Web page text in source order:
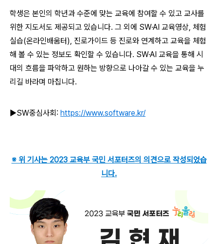
학생은 본인의 학년과 수준에 맞는 교육에 참여할 수 있고 교사를
위한 지도서도 제공되고 있습니다. 그 외에 SW·AI 교육영상, 체험
실습(온라인배움터), 진로가이드 등 진로와 연계하고 교육을 체험
해 볼 수 있는 정보도 확인할 수 있습니다. SW·AI 교육을 통해 시
대의 흐름을 파악하고 원하는 방향으로 나아갈 수 있는 교육을 누
리길 바라며 마칩니다.
▶SW중심사회: https://www.software.kr/
※ 위 기사는 2023 교육부 국민 서포터즈의 의견으로 작성되었습
니다.